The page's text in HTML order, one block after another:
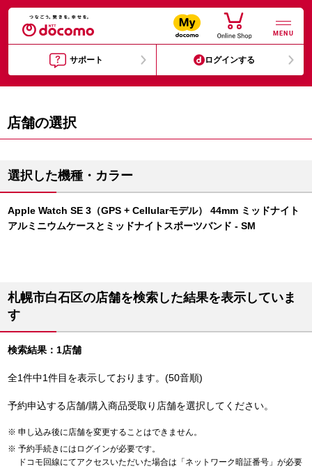
MENU
サポート ログインする
店舗の選択
選択した機種・カラー
Apple Watch SE 3（GPS + Cellularモデル） 44mm ミッドナイト
アルミニウムケースとミッドナイトスポーツバンド - SM
札幌市白石区の店舗を検索した結果を表示していま
す
検索結果：1店舗
全1件中1件目を表示しております。(50音順)
予約申込する店舗/購入商品受取り店舗を選択してください。
申し込み後に店舗を変更することはできません。
予約手続きにはログインが必要です。
ドコモ回線にてアクセスいただいた場合は「ネットワーク暗証番号」が必要